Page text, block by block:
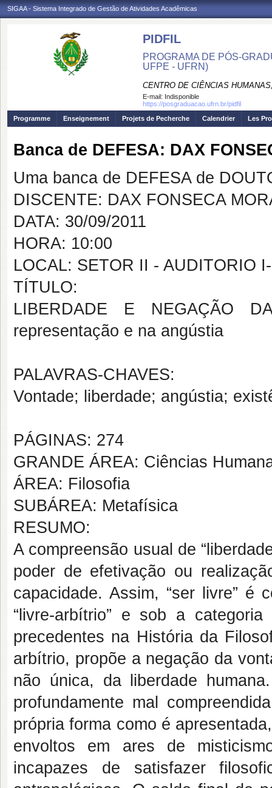
SIGAA - Sistema Integrado de Gestão de Atividades Acadêmicas
PIDFIL
PROGRAMA DE PÓS-
UFPE - UFRN)
CENTRO DE CIÊNCIAS
E-mail: Indisponible
https://posgraduacao.ufrn.br/pidfil
Programme
Enseignement Projets de Pecherche Calendrier Les
Banca de DEFESA: DAX
Uma banca de DEFESA de
DISCENTE: DAX FONSECA
DATA: 30/09/2011
HORA: 10:00
LOCAL: SETOR II - AUDITORIO
TÍTULO:
LIBERDADE E NEGAÇÃO
representação e na angústia
PALAVRAS-CHAVES:
Vontade; liberdade; angústia;
PÁGINAS: 274
GRANDE ÁREA: Ciências
ÁREA: Filosofia
SUBÁREA: Metafísica
RESUMO:
A compreensão usual de
poder de efetivação ou
capacidade. Assim, “ser livre” é
“livre-arbítrio” e sob a
precedentes na História da
arbítrio, propõe a negação da
não única, da liberdade
profundamente mal
própria forma como é
envoltos em ares de
incapazes de satisfazer